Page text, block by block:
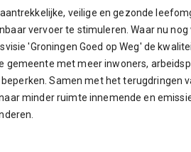
veilige en gezonde
vervoer te stimuleren. Waar nu nog
'Groningen Goed op Weg' de
gemeente met meer inwoners,
Samen met het terugdringen
minder ruimte innemende en